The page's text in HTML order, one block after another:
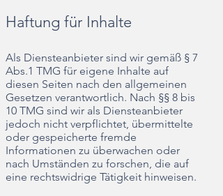
Haftung für Inhalte
Als Diensteanbieter sind wir gemäß § 7
Abs.1 TMG für eigene Inhalte auf
diesen Seiten nach den allgemeinen
Gesetzen verantwortlich. Nach §§ 8 bis
10 TMG sind wir als Diensteanbieter
jedoch nicht verpflichtet, übermittelte
oder gespeicherte fremde
Informationen zu überwachen oder
nach Umständen zu forschen, die auf
eine rechtswidrige Tätigkeit hinweisen.